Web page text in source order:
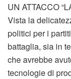
UN ATTACCO
Vista la
politici per i
battaglia, sia in
che avrebbe
tecnologie di